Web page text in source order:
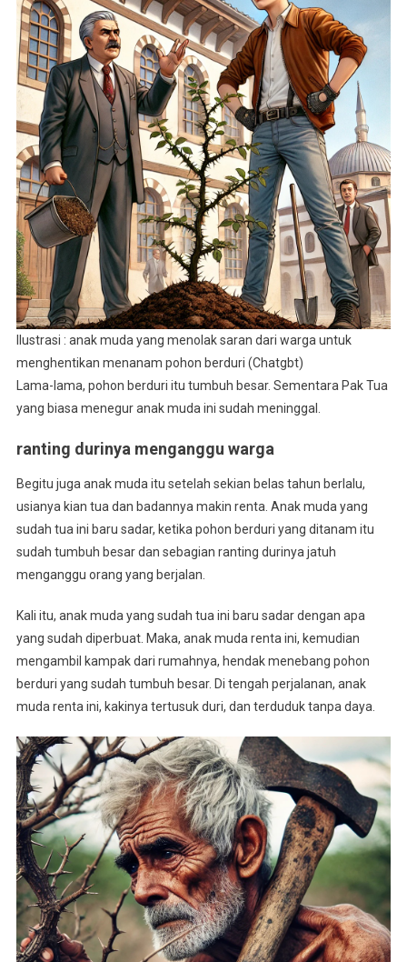
Ilustrasi : anak muda yang menolak saran dari warga untuk
menghentikan menanam pohon berduri (Chatgbt)
Lama-lama, pohon berduri itu tumbuh besar. Sementara Pak Tua
yang biasa menegur anak muda ini sudah meninggal.
ranting durinya menganggu warga
Begitu juga anak muda itu setelah sekian belas tahun berlalu,
usianya kian tua dan badannya makin renta. Anak muda yang
sudah tua ini baru sadar, ketika pohon berduri yang ditanam itu
sudah tumbuh besar dan sebagian ranting durinya jatuh
menganggu orang yang berjalan.
Kali itu, anak muda yang sudah tua ini baru sadar dengan apa
yang sudah diperbuat. Maka, anak muda renta ini, kemudian
mengambil kampak dari rumahnya, hendak menebang pohon
berduri yang sudah tumbuh besar. Di tengah perjalanan, anak
muda renta ini, kakinya tertusuk duri, dan terduduk tanpa daya.